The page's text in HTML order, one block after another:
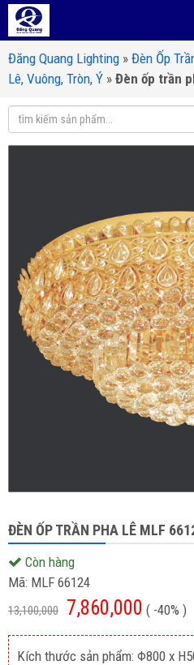
Đăng Quang Lighting » Đèn Ốp
Lê, Vuông, Tròn, Ý » Đèn ốp trần
ĐÈN ỐP TRẦN PHA LÊ MLF
Còn hàng
Mã: MLF 66124
13,100,000 7,860,000 ( -40% )
Kích thước sản phẩm: Φ800 x